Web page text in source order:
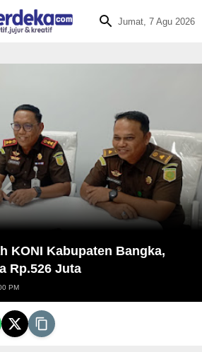
Jumat, 7 Agu 2026
KONI Kabupaten Bangka,
Rp.526 Juta
PM